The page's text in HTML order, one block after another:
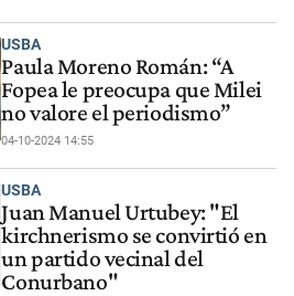
USBA
Paula Moreno Román: “A
Fopea le preocupa que Milei
no valore el periodismo”
04-10-2024 14:55
USBA
Juan Manuel Urtubey: "El
kirchnerismo se convirtió en
un partido vecinal del
Conurbano"